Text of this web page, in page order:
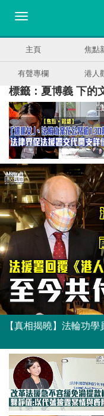
主頁 焦點
有聲專欄 港人
標籤：夏博義 下的